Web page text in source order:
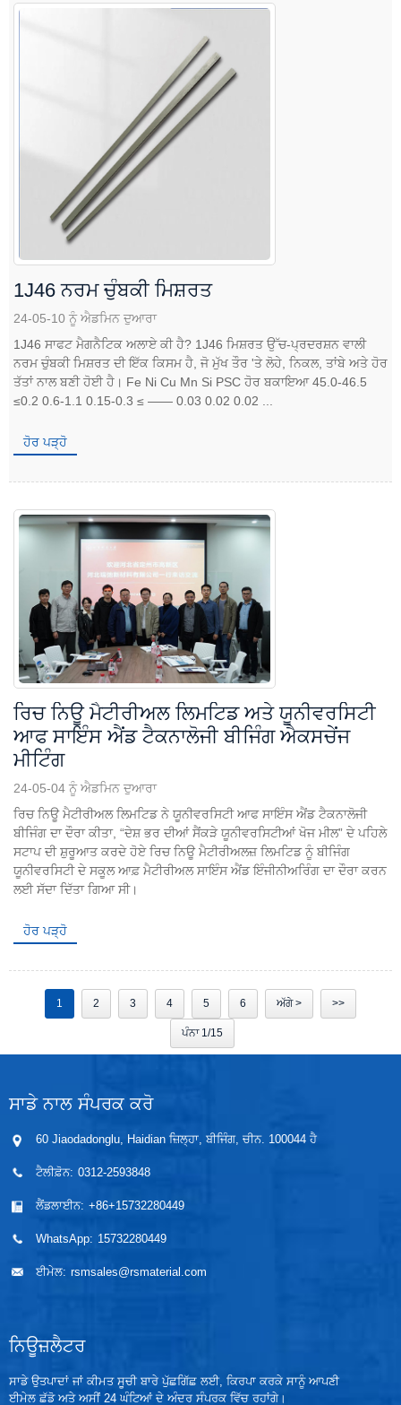
1J46 ਨਰਮ ਚੁੰਬਕੀ ਮਿਸ਼ਰਤ
24-05-10 ਨੂੰ ਐਡਮਿਨ ਦੁਆਰਾ
1J46 ਸਾਫਟ ਮੈਗਨੈਟਿਕ ਅਲਾਏ ਕੀ ਹੈ? 1J46 ਮਿਸ਼ਰਤ ਉੱਚ-ਪ੍ਰਦਰਸ਼ਨ ਵਾਲੀ
ਨਰਮ ਚੁੰਬਕੀ ਮਿਸ਼ਰਤ ਦੀ ਇੱਕ ਕਿਸਮ ਹੈ, ਜੋ ਮੁੱਖ ਤੌਰ 'ਤੇ ਲੋਹੇ, ਨਿਕਲ, ਤਾਂਬੇ ਅਤੇ ਹੋਰ
ਤੱਤਾਂ ਨਾਲ ਬਣੀ ਹੋਈ ਹੈ। Fe Ni Cu Mn Si PSC ਹੋਰ ਬਕਾਇਆ 45.0-46.5
≤0.2 0.6-1.1 0.15-0.3 ≤ —— 0.03 0.02 0.02 ...
ਹੋਰ ਪੜ੍ਹੋ
ਰਿਚ ਨਿਊ ਮੈਟੀਰੀਅਲ ਲਿਮਟਿਡ ਅਤੇ ਯੂਨੀਵਰਸਿਟੀ
ਆਫ ਸਾਇੰਸ ਐਂਡ ਟੈਕਨਾਲੋਜੀ ਬੀਜਿੰਗ ਐਕਸਚੇਂਜ
ਮੀਟਿੰਗ
24-05-04 ਨੂੰ ਐਡਮਿਨ ਦੁਆਰਾ
ਰਿਚ ਨਿਊ ਮੈਟੀਰੀਅਲ ਲਿਮਟਿਡ ਨੇ ਯੂਨੀਵਰਸਿਟੀ ਆਫ ਸਾਇੰਸ ਐਂਡ ਟੈਕਨਾਲੋਜੀ
ਬੀਜਿੰਗ ਦਾ ਦੌਰਾ ਕੀਤਾ, “ਦੇਸ਼ ਭਰ ਦੀਆਂ ਸੈਂਕੜੇ ਯੂਨੀਵਰਸਿਟੀਆਂ ਖੋਜ ਮੀਲ” ਦੇ ਪਹਿਲੇ
ਸਟਾਪ ਦੀ ਸ਼ੁਰੂਆਤ ਕਰਦੇ ਹੋਏ ਰਿਚ ਨਿਊ ਮੈਟੀਰੀਅਲਜ਼ ਲਿਮਟਿਡ ਨੂੰ ਬੀਜਿੰਗ
ਯੂਨੀਵਰਸਿਟੀ ਦੇ ਸਕੂਲ ਆਫ਼ ਮੈਟੀਰੀਅਲ ਸਾਇੰਸ ਐਂਡ ਇੰਜੀਨੀਅਰਿੰਗ ਦਾ ਦੌਰਾ ਕਰਨ
ਲਈ ਸੱਦਾ ਦਿੱਤਾ ਗਿਆ ਸੀ।
ਹੋਰ ਪੜ੍ਹੋ
1 2 3 4 5 6 ਅੱਗੇ > >>
ਪੰਨਾ 1/15
ਸਾਡੇ ਨਾਲ ਸੰਪਰਕ ਕਰੋ
60 Jiaodadonglu, Haidian ਜ਼ਿਲ੍ਹਾ, ਬੀਜਿੰਗ, ਚੀਨ. 100044 ਹੈ
ਟੈਲੀਫ਼ੋਨ: 0312-2593848
ਲੈਂਡਲਾਈਨ: +86+15732280449
WhatsApp: 15732280449
ਈਮੇਲ: rsmsales@rsmaterial.com
ਨਿਊਜ਼ਲੈਟਰ
ਸਾਡੇ ਉਤਪਾਦਾਂ ਜਾਂ ਕੀਮਤ ਸੂਚੀ ਬਾਰੇ ਪੁੱਛਗਿੱਛ ਲਈ, ਕਿਰਪਾ ਕਰਕੇ ਸਾਨੂੰ ਆਪਣੀ
ਈਮੇਲ ਛੱਡੋ ਅਤੇ ਅਸੀਂ 24 ਘੰਟਿਆਂ ਦੇ ਅੰਦਰ ਸੰਪਰਕ ਵਿੱਚ ਰਹਾਂਗੇ।